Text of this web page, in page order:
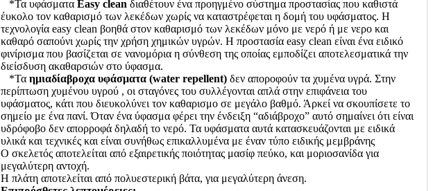
*Τα υφάσματα Easy clean διαθέτουν ένα προηγμένο σύστημα προστασίας που καθιστά
έυκολο τον καθαρισμό των λεκέδων χωρίς να καταστρέφεται η δομή του υφάσματος. Η
τεχνολογία easy clean βοηθά στον καθαρισμό των λεκέδων μόνο με νερό ή με νερο και
καθαρό σαπούνι χωρίς την χρήση χημικών υγρών. Η προστασία easy clean είναι ένα ειδικό
φινίρισμα που βασίζεται σε νανομόρια η σύνθεση της οποίας εμποδίζει αποτελεσματικά την
διείσδυση ακαθαρσιών στο ύφασμα.
*Τα ημιαδίαβροχα υφάσματα (water repellent)δεν αποροφούν τα χυμένα υγρά. Στην
περίπτωση χυμένου υγρού , οι σταγόνες του συλλέγονται απλά στην επιφάνεια του
υφάσματος, κάτι που διευκολύνει τον καθαρισμο σε μεγάλο βαθμό. Άρκεί να σκουπίσετε το
σημείο με ένα πανί. Όταν ένα ύφασμα φέρει την ένδειξη “αδιάβροχο” αυτό σημαίνει ότι είναι
υδρόφοβο δεν απορροφά δηλαδή το νερό. Τα υφάσματα αυτά κατασκευάζονται με ειδικά
υλικά και τεχνικές και είναι συνήθως επικαλλυμένα με έναν τύπο ειδικής μεμβράνης
Ο σκελετός αποτελείται από εξαιρετικής ποιότητας μασίφ πεύκο, και μοριοσανίδα για
μεγαλύτερη αντοχή.
Η πλάτη αποτελείται από πολυεστερική βάτα, για μεγαλύτερη άνεση.